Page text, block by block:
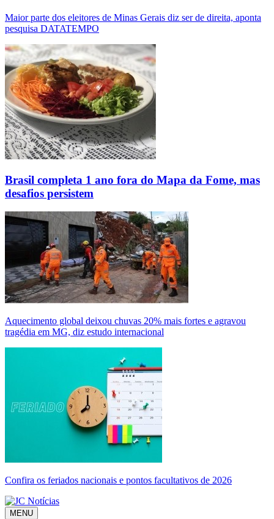
Maior parte dos eleitores de Minas Gerais diz ser de direita, aponta
pesquisa DATATEMPO
Brasil completa 1 ano fora do Mapa da Fome, mas
desafios persistem
Aquecimento global deixou chuvas 20% mais fortes e agravou
tragédia em MG, diz estudo internacional
Confira os feriados nacionais e pontos facultativos de 2026
MENU